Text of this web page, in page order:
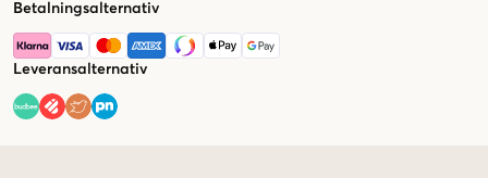
Betalningsalternativ
Leveransalternativ